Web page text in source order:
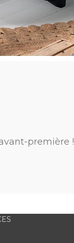
première !